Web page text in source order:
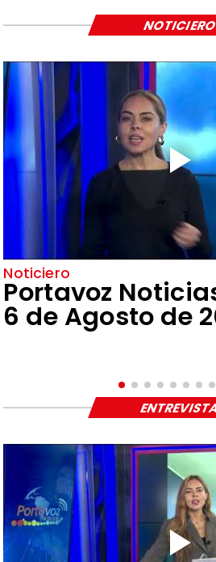
Noticiero
Portavoz
6 de Agosto de
NOTICIERO